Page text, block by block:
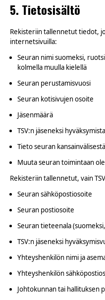
5. Tietosisältö
Rekisteriin tallennetut tiedot,
internetsivuilla:
Seuran nimi suomeksi,
kolmella muulla kielellä
Seuran perustamisvuosi
Seuran kotisivujen osoite
Jäsenmäärä
TSV:n jäseneksi
Tieto seuran
Muuta seuran toimintaan
Rekisteriin tallennetut, vain
Seuran sähköpostiosoite
Seuran postiosoite
Seuran tieteenala
TSV:n jäseneksi
Yhteyshenkilön nimi ja
Yhteyshenkilön
Johtokunnan tai hallituksen